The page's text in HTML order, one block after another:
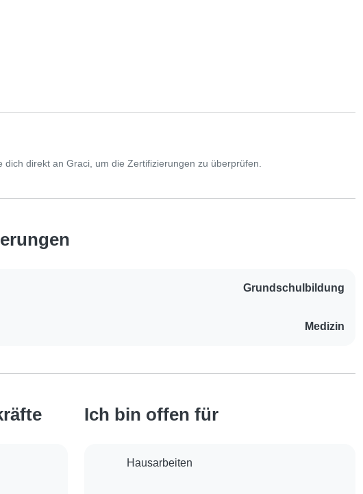
direkt an Graci, um die Zertifizierungen zu überprüfen.
Grundschulbildung
Medizin
Ich bin offen für
Hausarbeiten